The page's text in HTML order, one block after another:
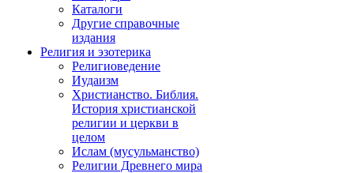
Каталоги
Другие справочные
издания
Религия и эзотерика
Религиоведение
Иудаизм
Христианство. Библия.
История христианской
религии и церкви в
целом
Ислам (мусульманство)
Религии Древнего мира